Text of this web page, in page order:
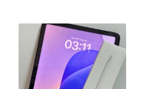
ราคาสูง พร้อมจ่ายเงินทันที ครอบคลุมพื้นที่
ลาดพร้าว, รัชดา, บางรัก, แจ้งวัฒนะ,
บางแค, วัชรพล, รามอินทรา และเขต
กรุงเทพฯ ใกล้ “ใกล้ ฉัน” ที่สุด ในยุคที่สมา
ร์ทโฟน แท็บเล็ต และอุปกรณ์ไอทีใหม่ๆ
เปลี่ยนรุ่นกันแทบทุกช่วงเวลา อุปกรณ์ที่
คุณใช้แล้วอาจกลายเป็นของที่ไม่ได้ใช้งาน
เคียง — บริการรับซื้อ มือถือและอุปกรณ์
iPhone, Samsung, iPad, แท็บเล็ต ทุก
ยี่ห้อ พร้อมให้บริการในพื้นที่ ลาดพร้าว รัช
ดา บางรัก แจ้งวัฒนะ บางแค วัชรพล
รามอินทรา รับซื้อ MacBookบางพลี —
เรามีบริการ รับซื้อแมคบุค,รับซื้อโน๊ตบุ๊ค,รับ
ซื้อไอโฟน, รับซื้อไอแพด, รับซื้อมือถือ หรือ